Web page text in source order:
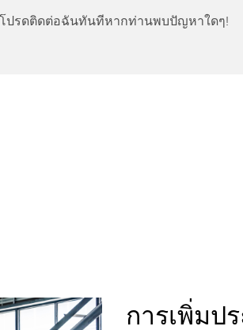
โปรดติดต่อฉันทันทีหากท่านพบปัญหาใดๆ!
การเพิ่มป